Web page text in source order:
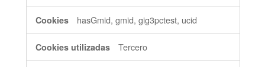
hasGmid, gmid, gig3pctest, ucid
Tercero